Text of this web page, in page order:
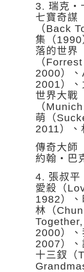
3. 瑞克・
七寶奇謀
（Back
集（
落的世界
（
2000）
2001）
世界大戰
（
萌（
2011）
傳奇大師
約翰・巴
4. 張叔
愛殺（
1982）
林（
2000）
2007）
十三釵（